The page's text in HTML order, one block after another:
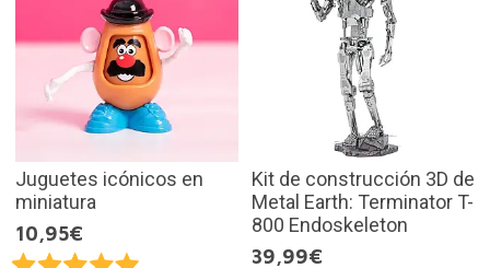
Juguetes icónicos en
miniatura
10,95€
Kit de construcción 3D de
Metal Earth: Terminator T-
800 Endoskeleton
39,99€